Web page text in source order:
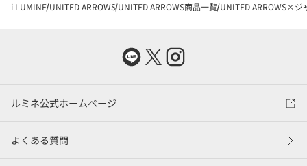
i LUMINE UNITED ARROWS UNITED ARROWS商品一覧 UNITED ARROWS×ジ
ルミネ公式ホームページ
よくある質問